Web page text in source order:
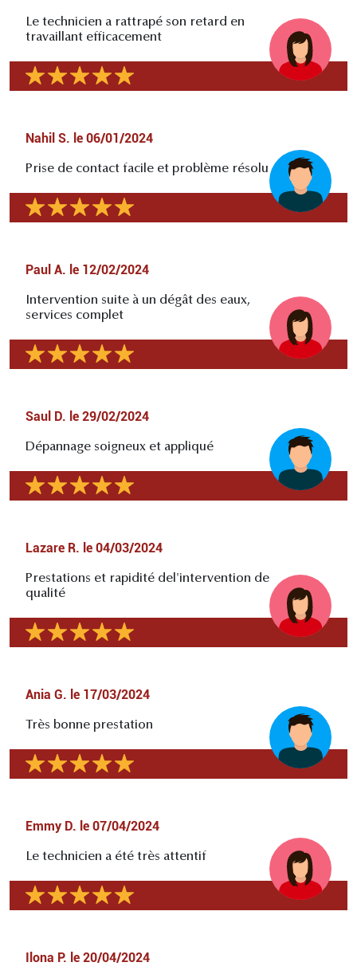
Le technicien a rattrapé son retard en
travaillant efficacement
Nahil S. le 06/01/2024
Prise de contact facile et problème résolu
Paul A. le 12/02/2024
Intervention suite à un dégât des eaux,
services complet
Saul D. le 29/02/2024
Dépannage soigneux et appliqué
Lazare R. le 04/03/2024
Prestations et rapidité del'intervention de
qualité
Ania G. le 17/03/2024
Très bonne prestation
Emmy D. le 07/04/2024
Le technicien a été très attentif
Ilona P. le 20/04/2024